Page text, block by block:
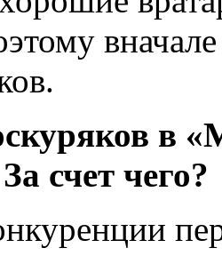
в
счет чего?